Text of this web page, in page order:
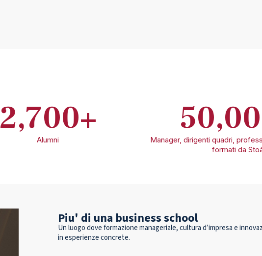
Alumni
2,700+
Manager, dirigenti quadri,
formati da
Piu' di una business school
Un luogo dove formazione manageriale, cultura d’impresa e
in esperienze concrete.